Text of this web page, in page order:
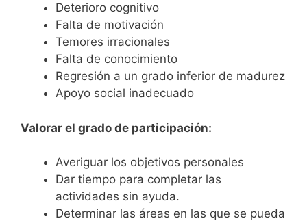
Deterioro cognitivo
Falta de motivación
Temores irracionales
Falta de conocimiento
Regresión a un grado inferior de madurez
Apoyo social inadecuado
Valorar el grado de participación:
Averiguar los objetivos personales
Dar tiempo para completar las
actividades sin ayuda.
Determinar las áreas en las que se pueda